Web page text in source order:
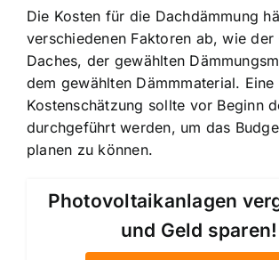
Die Kosten für die Dachdämmung
verschiedenen Faktoren ab, wie der
Daches, der gewählten
dem gewählten Dämmmaterial.
Kostenschätzung sollte vor Beginn
durchgeführt werden, um das
planen zu können.
Photovoltaikanlagen
und Geld sparen!